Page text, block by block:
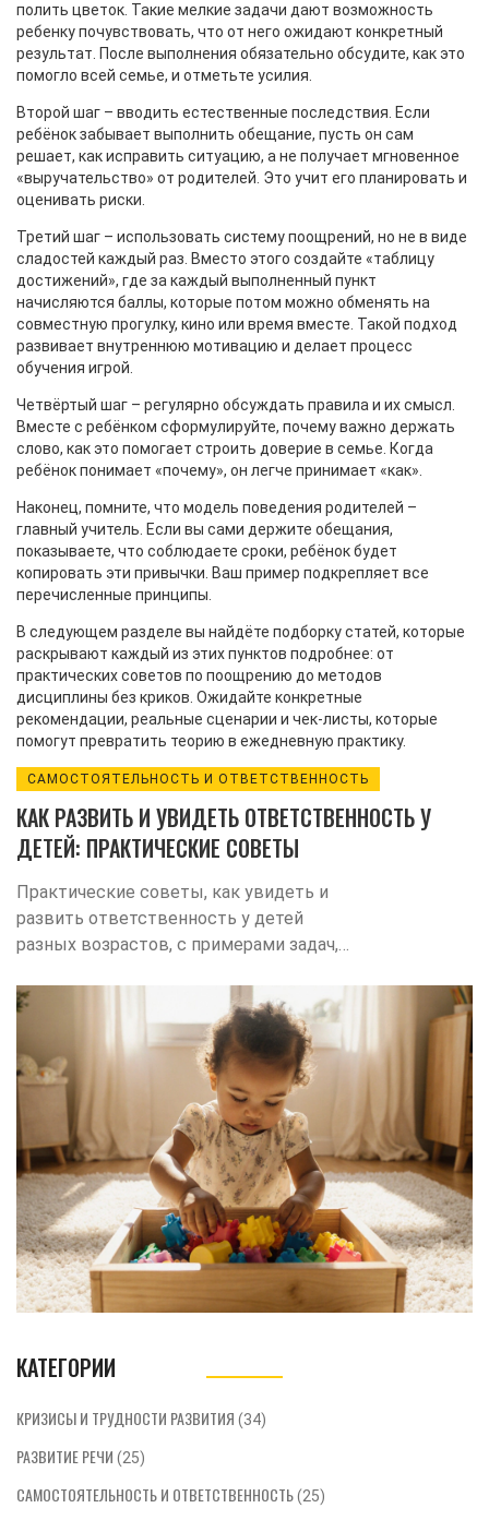
полить цветок. Такие мелкие задачи дают возможность
ребенку почувствовать, что от него ожидают конкретный
результат. После выполнения обязательно обсудите, как это
помогло всей семье, и отметьте усилия.
Второй шаг – вводить естественные последствия. Если
ребёнок забывает выполнить обещание, пусть он сам
решает, как исправить ситуацию, а не получает мгновенное
«выручательство» от родителей. Это учит его планировать и
оценивать риски.
Третий шаг – использовать систему поощрений, но не в виде
сладостей каждый раз. Вместо этого создайте «таблицу
достижений», где за каждый выполненный пункт
начисляются баллы, которые потом можно обменять на
совместную прогулку, кино или время вместе. Такой подход
развивает внутреннюю мотивацию и делает процесс
обучения игрой.
Четвёртый шаг – регулярно обсуждать правила и их смысл.
Вместе с ребёнком сформулируйте, почему важно держать
слово, как это помогает строить доверие в семье. Когда
ребёнок понимает «почему», он легче принимает «как».
Наконец, помните, что модель поведения родителей –
главный учитель. Если вы сами держите обещания,
показываете, что соблюдаете сроки, ребёнок будет
копировать эти привычки. Ваш пример подкрепляет все
перечисленные принципы.
В следующем разделе вы найдёте подборку статей, которые
раскрывают каждый из этих пунктов подробнее: от
практических советов по поощрению до методов
дисциплины без криков. Ожидайте конкретные
рекомендации, реальные сценарии и чек‑листы, которые
помогут превратить теорию в ежедневную практику.
САМОСТОЯТЕЛЬНОСТЬ И ОТВЕТСТВЕННОСТЬ
КАК РАЗВИТЬ И УВИДЕТЬ ОТВЕТСТВЕННОСТЬ У
ДЕТЕЙ: ПРАКТИЧЕСКИЕ СОВЕТЫ
Практические советы, как увидеть и
развить ответственность у детей
разных возрастов, с примерами задач,
КАТЕГОРИИ
КРИЗИСЫ И ТРУДНОСТИ РАЗВИТИЯ (34)
РАЗВИТИЕ РЕЧИ (25)
САМОСТОЯТЕЛЬНОСТЬ И ОТВЕТСТВЕННОСТЬ(25)